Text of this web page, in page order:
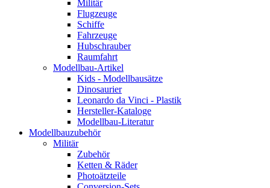
Militär
Flugzeuge
Schiffe
Fahrzeuge
Hubschrauber
Raumfahrt
Modellbau-Artikel
Kids - Modellbausätze
Dinosaurier
Leonardo da Vinci - Plastik
Hersteller-Kataloge
Modellbau-Literatur
Modellbauzubehör
Militär
Zubehör
Ketten & Räder
Photoätzteile